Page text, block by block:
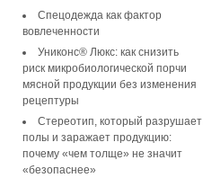
Спецодежда как фактор
вовлеченности
Униконс® Люкс: как снизить
риск микробиологической порчи
мясной продукции без изменения
рецептуры
Стереотип, который разрушает
полы и заражает продукцию:
почему «чем толще» не значит
«безопаснее»